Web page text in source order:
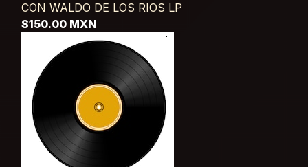
CON WALDO DE LOS RIOS LP
$150.00 MXN